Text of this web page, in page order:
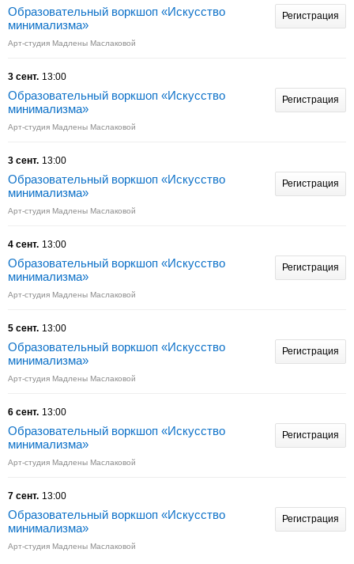
Образовательный воркшоп «Искусство
минимализма»
Арт-студия Мадлены Маслаковой
Регистрация
3 сент. 13:00
Образовательный воркшоп «Искусство
минимализма»
Арт-студия Мадлены Маслаковой
Регистрация
3 сент. 13:00
Образовательный воркшоп «Искусство
минимализма»
Арт-студия Мадлены Маслаковой
Регистрация
4 сент. 13:00
Образовательный воркшоп «Искусство
минимализма»
Арт-студия Мадлены Маслаковой
Регистрация
5 сент. 13:00
Образовательный воркшоп «Искусство
минимализма»
Арт-студия Мадлены Маслаковой
Регистрация
6 сент. 13:00
Образовательный воркшоп «Искусство
минимализма»
Арт-студия Мадлены Маслаковой
Регистрация
7 сент. 13:00
Образовательный воркшоп «Искусство
минимализма»
Арт-студия Мадлены Маслаковой
Регистрация